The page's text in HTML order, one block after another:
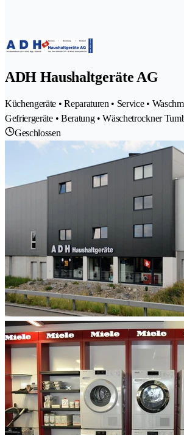
ADH Haushaltgeräte AG
Küchengeräte • Reparaturen • Service •
Gefriergeräte • Beratung • Wäschetrockner
Geschlossen